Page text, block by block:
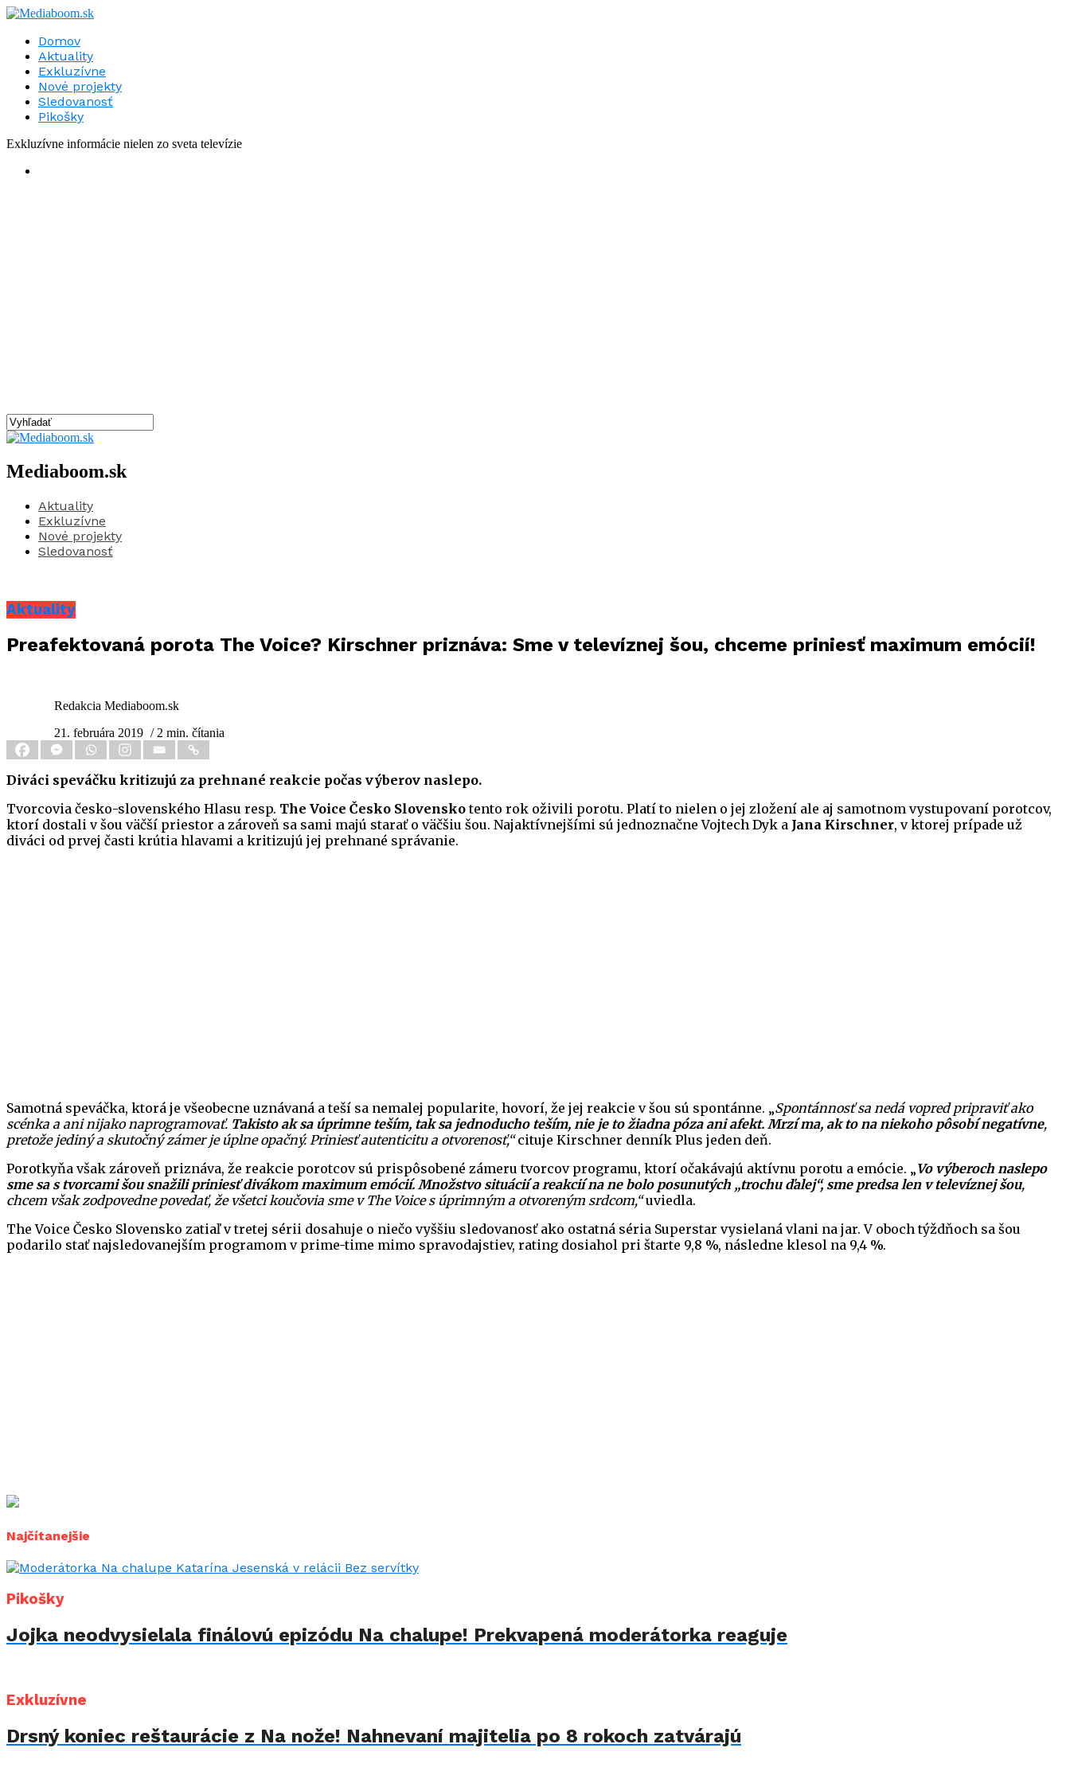
Domov
Aktuality
Exkluzívne
Nové projekty
Sledovanosť
Pikošky
Exkluzívne informácie nielen zo sveta televízie
Mediaboom.sk
Aktuality
Exkluzívne
Nové projekty
Sledovanosť
Aktuality
Preafektovaná porota The Voice? Kirschner priznáva: Sme v televíznej šou, chceme priniesť maximum emócií!
Redakcia Mediaboom.sk
21. februára 2019 / 2 min. čítania
Diváci speváčku kritizujú za prehnané reakcie počas výberov naslepo.
Tvorcovia česko-slovenského Hlasu resp. The Voice Česko Slovenskotento rok oživili porotu. Platí to nielen o jej zložení ale aj samotnom vystupovaní porotcov,
ktorí dostali v šou väčší priestor a zároveň sa sami majú starať o väčšiu šou. Najaktívnejšími sú jednoznačne Vojtech Dyk a Jana Kirschner, v ktorej prípade už
diváci od prvej časti krútia hlavami a kritizujú jej prehnané správanie.
Samotná speváčka, ktorá je všeobecne uznávaná a teší sa nemalej popularite, hovorí, že jej reakcie v šou sú spontánne. „Spontánnosť sa nedá vopred pripraviť ako
scénka a ani nijako naprogramovať. Takisto ak sa úprimne teším, tak sa jednoducho teším, nie je to žiadna póza ani afekt. Mrzí ma, ak to na niekoho pôsobí negatívne,
pretože jediný a skutočný zámer je úplne opačný. Priniesť autenticitu a otvorenosť,“cituje Kirschner denník Plus jeden deň.
Porotkyňa však zároveň priznáva, že reakcie porotcov sú prispôsobené zámeru tvorcov programu, ktorí očakávajú aktívnu porotu a emócie. „Vo výberoch naslepo
sme sa s tvorcami šou snažili priniesť divákom maximum emócií. Množstvo situácií a reakcií na ne bolo posunutých „trochu ďalej“, sme predsa len v televíznej šou,
chcem však zodpovedne povedať, že všetci koučovia sme v The Voice s úprimným a otvoreným srdcom,“uviedla.
The Voice Česko Slovensko zatiaľ v tretej sérii dosahuje o niečo vyššiu sledovanosť ako ostatná séria Superstar vysielaná vlani na jar. V oboch týždňoch sa šou
podarilo stať najsledovanejším programom v prime-time mimo spravodajstiev, rating dosiahol pri štarte 9,8 %, následne klesol na 9,4 %.
Najčítanejšie
Pikošky
Jojka neodvysielala finálovú epizódu Na chalupe! Prekvapená moderátorka reaguje
Exkluzívne
Drsný koniec reštaurácie z Na nože! Nahnevaní majitelia po 8 rokoch zatvárajú